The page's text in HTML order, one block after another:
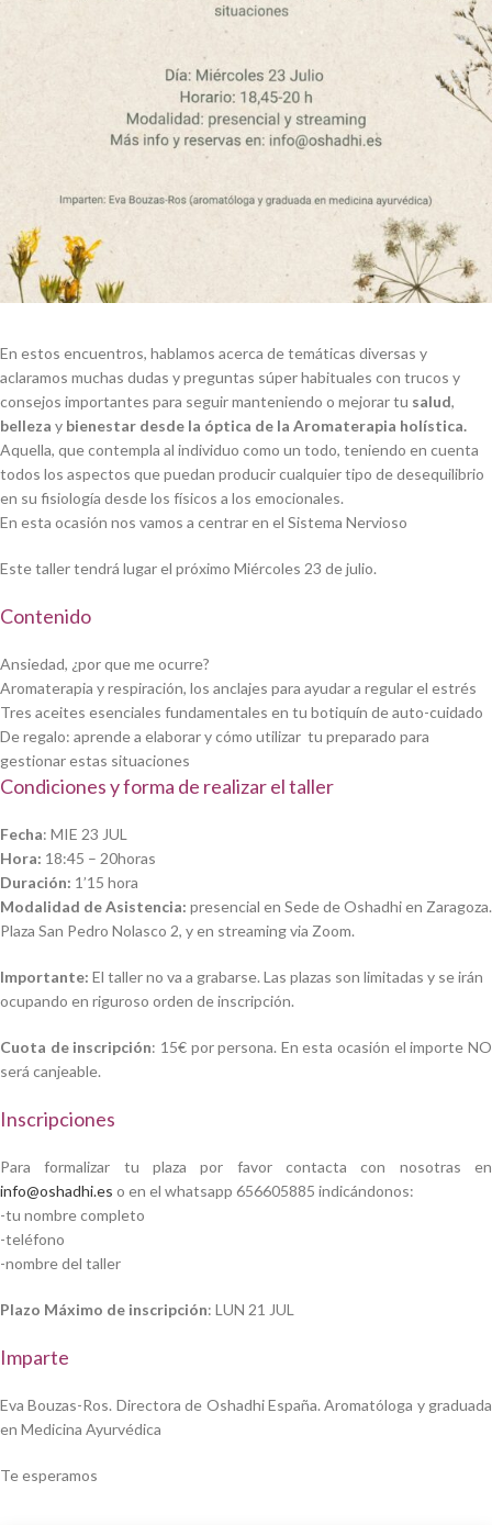
En estos encuentros, hablamos acerca de temáticas diversas y
aclaramos muchas dudas y preguntas súper habituales con trucos y
consejos importantes para seguir manteniendo o mejorar tu salud,
belleza y bienestar desde la óptica de la Aromaterapia holística.
Aquella, que contempla al individuo como un todo, teniendo en cuenta
todos los aspectos que puedan producir cualquier tipo de desequilibrio
en su fisiología desde los físicos a los emocionales.
En esta ocasión nos vamos a centrar en el Sistema Nervioso
Este taller tendrá lugar el próximo Miércoles 23 de julio.
Contenido
Ansiedad, ¿por que me ocurre?
Aromaterapia y respiración, los anclajes para ayudar a regular el estrés
Tres aceites esenciales fundamentales en tu botiquín de auto-cuidado
De regalo: aprende a elaborar y cómo utilizar tu preparado para
gestionar estas situaciones
Condiciones y forma de realizar el taller
Fecha: MIE 23 JUL
Hora: 18:45 – 20horas
Duración: 1’15 hora
Modalidad de Asistencia: presencial en Sede de Oshadhi en Zaragoza.
Plaza San Pedro Nolasco 2, y en streaming via Zoom.
Importante: El taller no va a grabarse. Las plazas son limitadas y se irán
ocupando en riguroso orden de inscripción.
Cuota de inscripción: 15€ por persona. En esta ocasión el importe NO
será canjeable.
Inscripciones
Para formalizar tu plaza por favor contacta con nosotras en
info@oshadhi.es o en el whatsapp 656605885 indicándonos:
-tu nombre completo
-teléfono
-nombre del taller
Plazo Máximo de inscripción: LUN 21 JUL
Imparte
Eva Bouzas-Ros. Directora de Oshadhi España. Aromatóloga y graduada
en Medicina Ayurvédica
Te esperamos